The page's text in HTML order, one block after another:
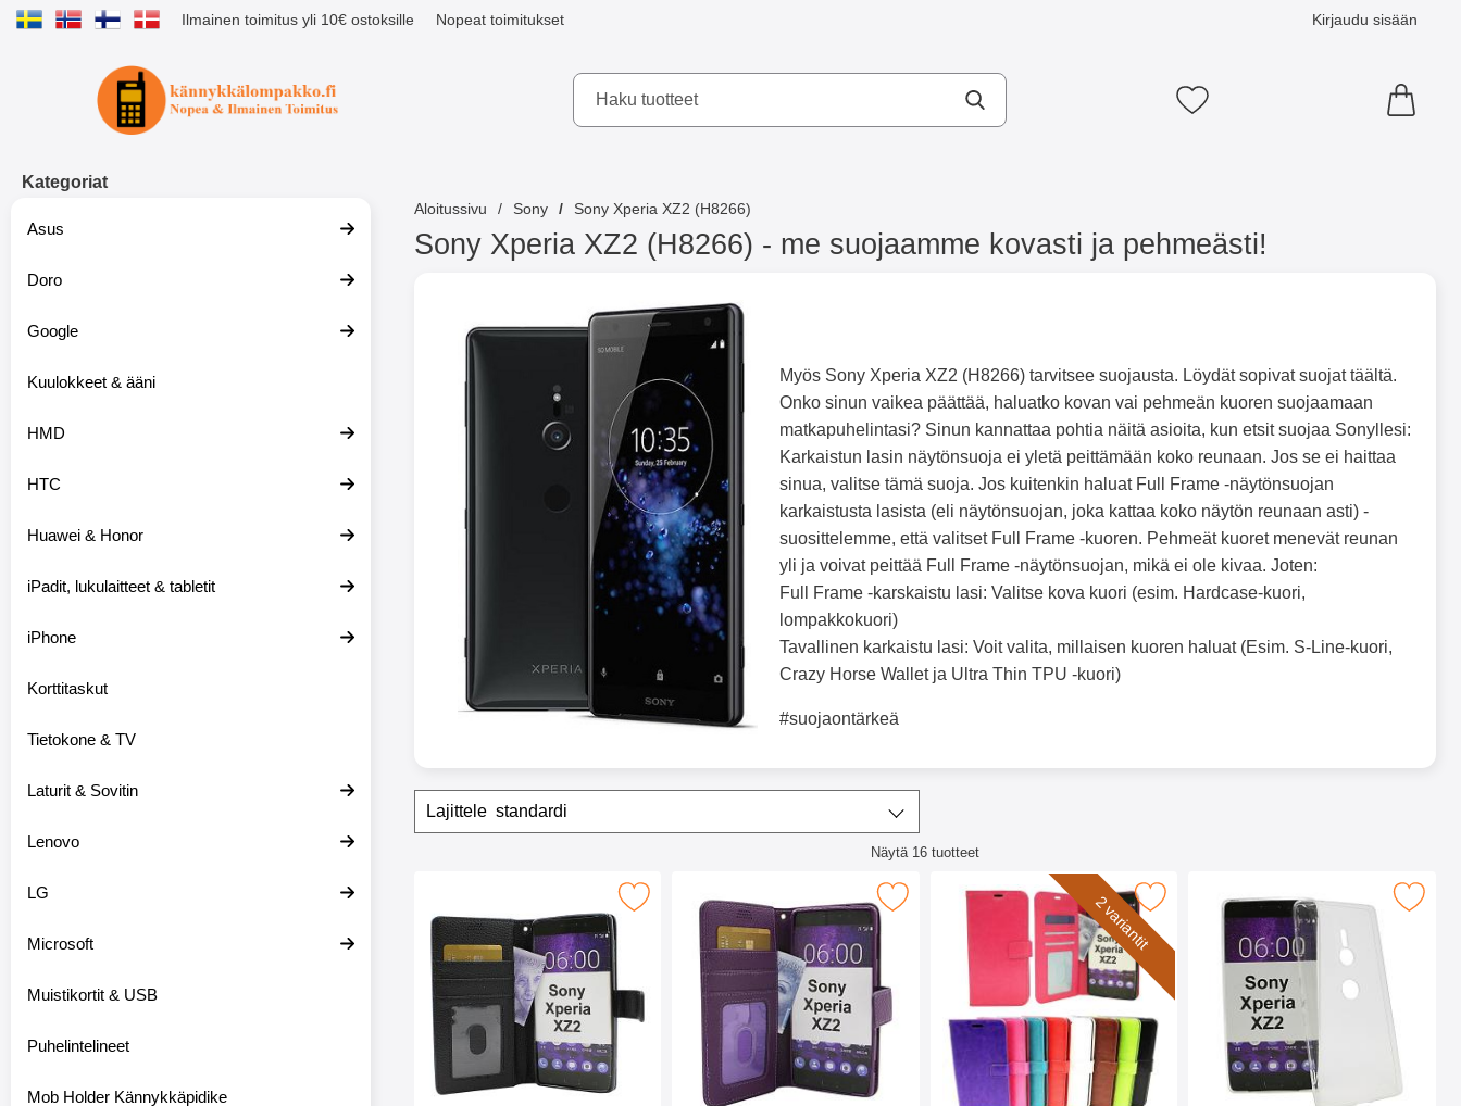
Ilmainen toimitus yli 10€ ostoksille Nopeat toimitukset Kirjaudu sisään
Ostoskori laajennettu Tibro billiga mobilskydd AB Suosikkini
Kategoriat
Asus
Doro
Google
Kuulokkeet & ääni
HMD
HTC
Huawei & Honor
iPadit, lukulaitteet & tabletit
iPhone
Korttitaskut
Tietokone & TV
Laturit & Sovitin
Lenovo
LG
Microsoft
Muistikortit & USB
Puhelintelineet
Mob Holder Kännykkäpidike
Aloitussivu Sony Sony Xperia XZ2 (H8266)
Sony Xperia XZ2 (H8266) - me suojaamme kovasti ja pehmeästi!
Myös Sony Xperia XZ2 (H8266) tarvitsee suojausta. Löydät sopivat suojat täältä.
Onko sinun vaikea päättää, haluatko kovan vai pehmeän kuoren suojaamaan
matkapuhelintasi? Sinun kannattaa pohtia näitä asioita, kun etsit suojaa Sonyllesi:
Karkaistun lasin näytönsuoja ei yletä peittämään koko reunaan. Jos se ei haittaa
sinua, valitse tämä suoja. Jos kuitenkin haluat Full Frame -näytönsuojan
karkaistusta lasista (eli näytönsuojan, joka kattaa koko näytön reunaan asti) -
suosittelemme, että valitset Full Frame -kuoren. Pehmeät kuoret menevät reunan
yli ja voivat peittää Full Frame -näytönsuojan, mikä ei ole kivaa. Joten:
Full Frame -karskaistu lasi: Valitse kova kuori (esim. Hardcase-kuori,
lompakkokuori)
Tavallinen karkaistu lasi: Voit valita, millaisen kuoren haluat (Esim. S-Line-kuori,
Crazy Horse Wallet ja Ultra Thin TPU -kuori)
#suojaontärkeä
i
Suodata/lajittele
standardi
Näytä 16 tuotteet
Merkitse new Jalusta Lompakkokotelo Sony Xperia XZ2 (H8266) suosikiksi
Merkitse new Jalusta Lompakkokotelo Sony Xperia XZ2 (H8266) suosikiksi
2 variantit
Merkitse crazy Horse Lompakko Sony Xperia XZ2 (H8266) suosikiksi
Merkitse ultra Thin TPU Kotelo Sony